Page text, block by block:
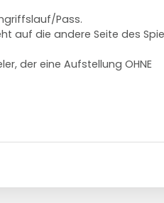
Pass.
auf die andere Seite des
der eine Aufstellung OHNE